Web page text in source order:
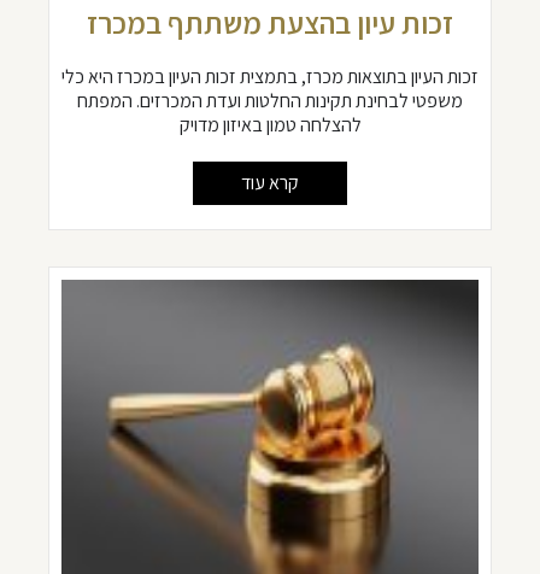
זכות עיון בהצעת משתתף במכרז
זכות העיון בתוצאות מכרז, בתמצית זכות העיון במכרז היא כלי
משפטי לבחינת תקינות החלטות ועדת המכרזים. המפתח
להצלחה טמון באיזון מדויק
קרא עוד